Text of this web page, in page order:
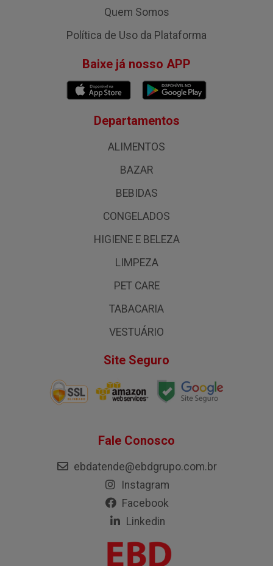
Quem Somos
Política de Uso da Plataforma
Baixe já nosso APP
Departamentos
ALIMENTOS
BAZAR
BEBIDAS
CONGELADOS
HIGIENE E BELEZA
LIMPEZA
PET CARE
TABACARIA
VESTUÁRIO
Site Seguro
Fale Conosco
ebdatende@ebdgrupo.com.br
Instagram
Facebook
Linkedin